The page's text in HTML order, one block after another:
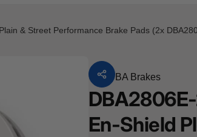
& Street Performance Brake Pads (2x
VonDBA Brakes
En-Shield
GmbH
verfügbar, gewöhnlich fertig in 2 - 4
Straße 8